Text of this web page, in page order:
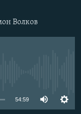
Волков
54:59